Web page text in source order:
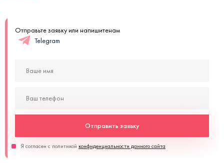
Отправьте заявку или напишитенам
Telegram
Отправить заявку
Я согласен с политикой конфиденциальности данного сайта